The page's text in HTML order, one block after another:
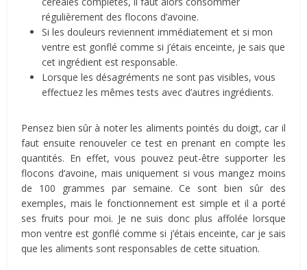
régulièrement des flocons d’avoine.
Si les douleurs reviennent immédiatement et si mon
ventre est gonflé comme si j’étais enceinte, je sais que
cet ingrédient est responsable.
Lorsque les désagréments ne sont pas visibles, vous
effectuez les mêmes tests avec d’autres ingrédients.
Pensez bien sûr à noter les aliments pointés du doigt, car il
faut ensuite renouveler ce test en prenant en compte les
quantités. En effet, vous pouvez peut-être supporter les
flocons d’avoine, mais uniquement si vous mangez moins
de 100 grammes par semaine. Ce sont bien sûr des
exemples, mais le fonctionnement est simple et il a porté
ses fruits pour moi. Je ne suis donc plus affolée lorsque
mon ventre est gonflé comme si j’étais enceinte, car je sais
que les aliments sont responsables de cette situation.